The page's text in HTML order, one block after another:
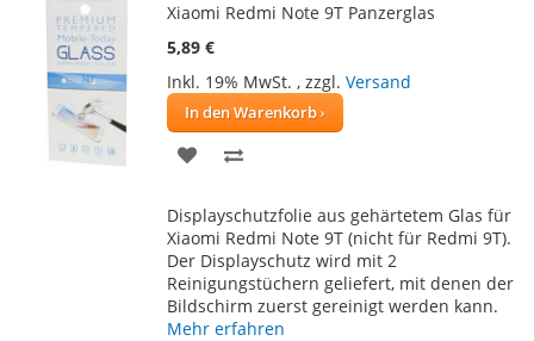
Xiaomi Redmi Note 9T Panzerglas
5,89 €
Inkl. 19% MwSt. , zzgl. Versand
In den Warenkorb
ZUR
HINZUFÜGEN
HINZUFÜGEN
Displayschutzfolie aus gehärtetem Glas für
Xiaomi Redmi Note 9T (nicht für Redmi 9T).
Der Displayschutz wird mit 2
Reinigungstüchern geliefert, mit denen der
Bildschirm zuerst gereinigt werden kann.
Mehr erfahren